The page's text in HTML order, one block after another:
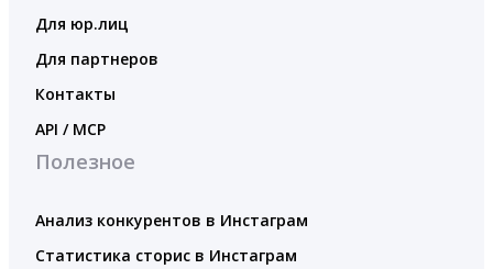
Для юр.лиц
Для партнеров
Контакты
API / MCP
Полезное
Анализ конкурентов в Инстаграм
Статистика сторис в Инстаграм